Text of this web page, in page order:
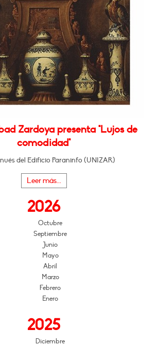
Zardoya presenta "Lujos de
comodidad"
del Edificio Paraninfo (UNIZAR)
Leer más...
2026
Octubre
Septiembre
Junio
Mayo
Abril
Marzo
Febrero
Enero
2025
Diciembre